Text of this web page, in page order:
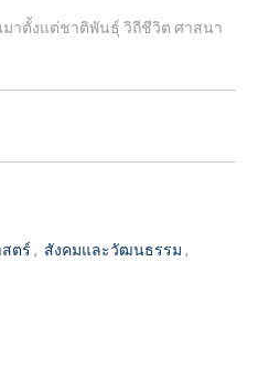
มาตั้งแต่ชาติพันธุ์ วิถีชีวิต ศาสนา
ตร์ , สังคมและวัฒนธรรม ,